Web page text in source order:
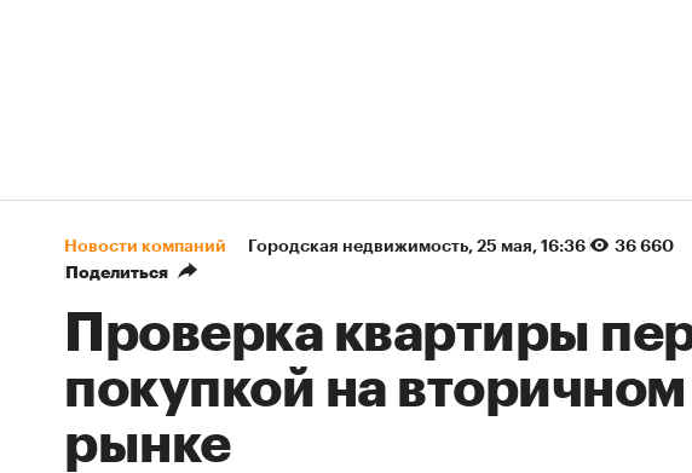
Новости компаний Городская недвижимость⁠, 25 мая, 16:36
36 660
Поделиться
Проверка квартиры
покупкой на вторичном
рынке